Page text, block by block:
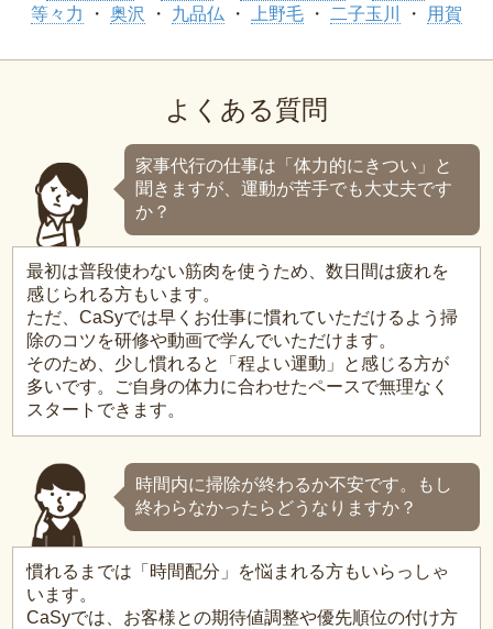
等々力 奥沢 九品仏 上野毛 二子玉川 用賀
よくある質問
家事代行の仕事は「体力的にきつい」と
聞きますが、運動が苦手でも大丈夫です
か？
最初は普段使わない筋肉を使うため、数日間は疲れを
感じられる方もいます。
ただ、CaSyでは早くお仕事に慣れていただけるよう掃
除のコツを研修や動画で学んでいただけます。
そのため、少し慣れると「程よい運動」と感じる方が
多いです。ご自身の体力に合わせたペースで無理なく
スタートできます。
時間内に掃除が終わるか不安です。もし
終わらなかったらどうなりますか？
慣れるまでは「時間配分」を悩まれる方もいらっしゃ
います。
CaSyでは、お客様との期待値調整や優先順位の付け方